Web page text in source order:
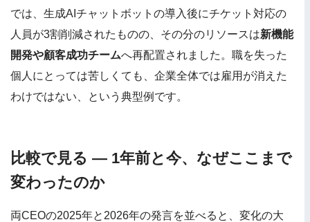
では、生成AIチャットボットの導入後にチケット対応の
人員が3割削減されたものの、その分のリソースは新機能
開発や顧客成功チームへ再配置されました。職を失った
個人にとっては苦しくても、企業全体では雇用が消えた
わけではない、という典型例です。
比較で見る — 1年前と今、なぜここまで
変わったのか
両CEOの2025年と2026年の発言を並べると、変化の大